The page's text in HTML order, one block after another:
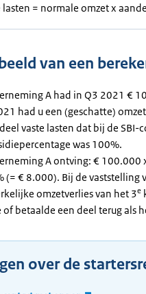
lasten = normale omzet x
van een
A had in Q3 2021 €
had u een (geschatte)
vaste lasten dat bij de SBI-
was 100%.
A ontving: € 100.000
(= € 8.000). Bij de vaststelling
omzetverlies van het 3e
of betaalde een deel terug als
over de